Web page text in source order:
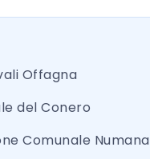
Offagna
del Conero
Comunale Numana